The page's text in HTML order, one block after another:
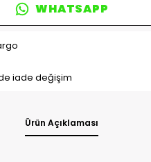
WHATSAPP
iade değişim
Ürün Açıklaması